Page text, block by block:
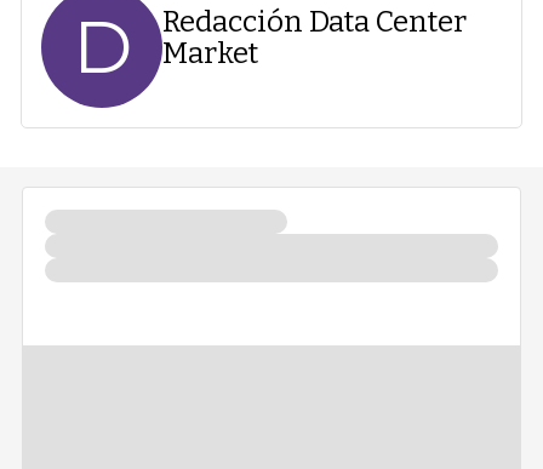
D
Redacción Data Center
Market